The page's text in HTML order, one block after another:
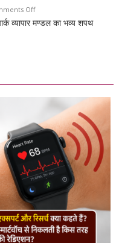
Offon
रामकृष्ण
भव्य
समारोह
संपन्न
व्यापार मण्डल का भव्य शपथ